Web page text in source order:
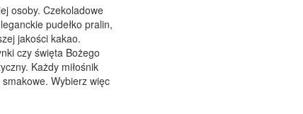
osoby. Czekoladowe
pudełko pralin,
jakości kakao.
czy święta Bożego
Każdy miłośnik
Wybierz więc